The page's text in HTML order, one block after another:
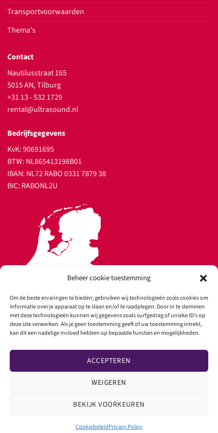
Beheer cookie toestemming
Om de beste ervaringen te bieden, gebruiken wij technologieën zoals cookies om
informatie over je apparaat op te slaan en/of te raadplegen. Door in te stemmen
met deze technologieën kunnen wij gegevens zoals surfgedrag of unieke ID's op
deze site verwerken. Als je geen toestemming geeft of uw toestemming intrekt,
kan dit een nadelige invloed hebben op bepaalde functies en mogelijkheden.
ACCEPTEREN
WEIGEREN
BEKIJK VOORKEUREN
CookiebeleidPrivacy Policy
Transportvoorwaarden
Thema's
Contact
Nautilusstraat 165
5015 AN, Tilburg
+31 13 - 532 1729
rental@ultrasound.nl
Bedrijfsgegevens
KvK: 90691695
BTW: NL865413198B01
IBAN: NL72 RABO 0331 7879 38
BIC: RABONL2U
Copyright 2026 ©Ultrasound Rental